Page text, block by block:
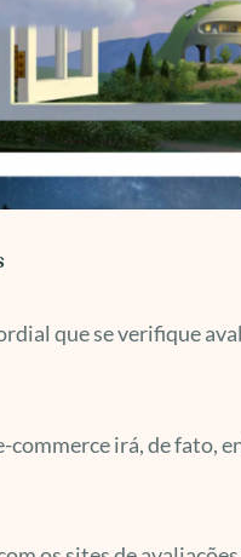
que se verifique
commerce irá, de fato,